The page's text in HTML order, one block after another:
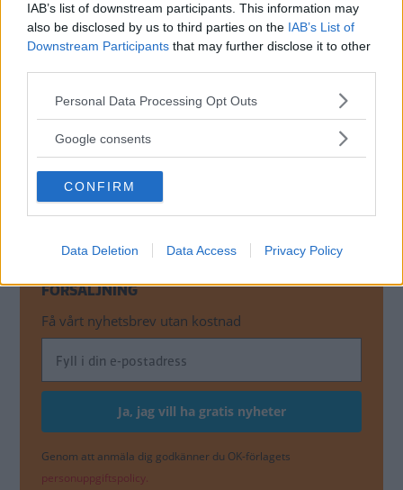
IAB’s list of downstream participants. This information may
also be disclosed by us to third parties on the IAB’s List of
Downstream Participants that may further disclose it to other
Please note that this website/app uses one or more Google
not limited to your visit or usage behaviour. You may click to
use your data for below specified purposes in below Google
consent section.
Personal Data Processing Opt Outs
Google consents
CONFIRM
Data Deletion Data Access Privacy Policy
Andelen elbilaroch laddhybrider i Volvos totala
försäljning sjunker, men suvarnas andel fortsätter öka.
Volvo Cars-chefen Håkan Samuelsson säger att flera hot
påverkar verksamheten.
– Trots det positiva tredje kvartalet står vi fortfarande inför
flera utmaningar, som fortsatt priskonkurrens och
strafftullarnas påverkan, säger han.
FÖRSÄLJNING
Få vårt nyhetsbrev utan kostnad
Genom att anmäla dig godkänner du OK-förlagets
personuppgiftspolicy.